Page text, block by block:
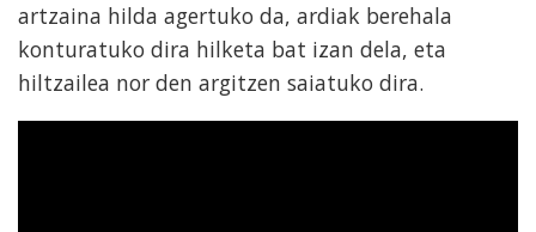
artzaina hilda agertuko da, ardiak berehala
konturatuko dira hilketa bat izan dela, eta
hiltzailea nor den argitzen saiatuko dira.